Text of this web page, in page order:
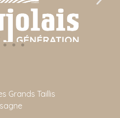
Grands Taillis